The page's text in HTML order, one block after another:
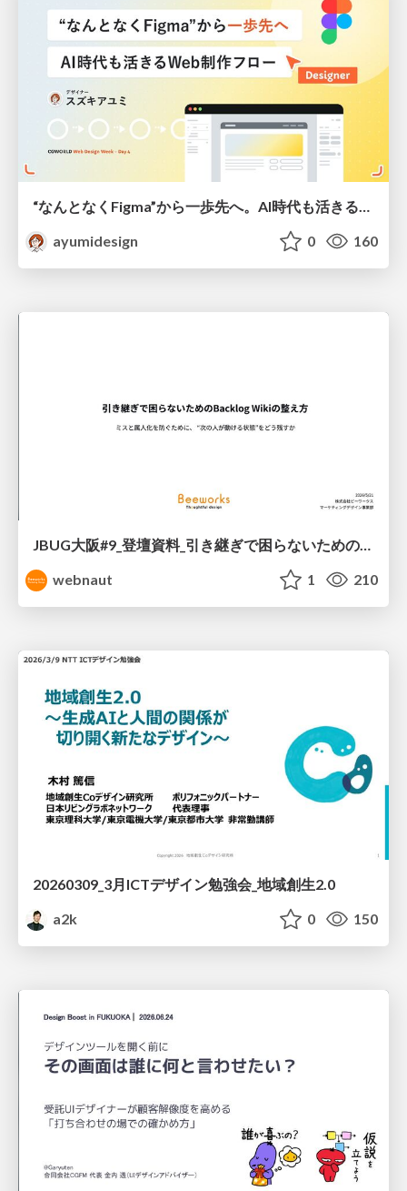
“なんとなくFigma”から一歩先へ。AI時代も活きるWeb制作フロー
ayumidesign
0 160
JBUG大阪#9_登壇資料_引き継ぎで困らないためのBacklogWikiの整え方_ミスと属人化を防ぐために、 “次の人が動ける状態”をどう残すか
webnaut
1 210
20260309_3月ICTデザイン勉強会_地域創生2.0
a2k
0 150